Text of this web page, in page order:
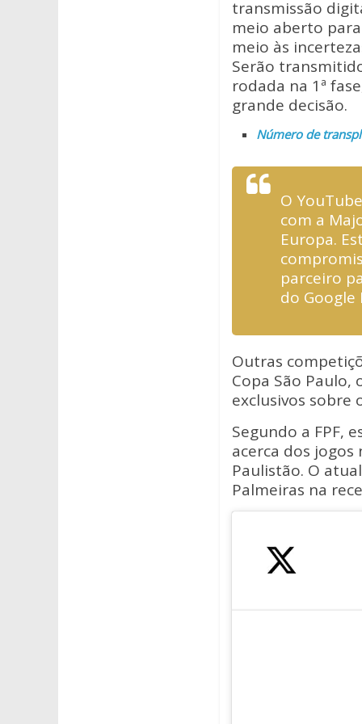
s
A
p
p
b
o
o
k
er
transmissão
meio aberto
meio às
Serão
rodada na 1ª
grande decisão.
Número de
O
com a
Europa.
parceiro
do Google
Outras
Copa São Paulo,
exclusivos
Segundo a FPF,
acerca dos
Paulistão. O
Palmeiras na
partidas